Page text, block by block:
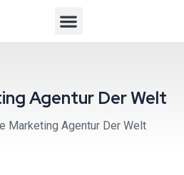
Agentur Der Welt
Marketing Agentur Der Welt